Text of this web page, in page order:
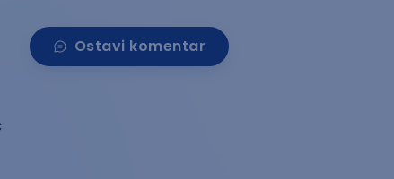
Ostavi komentar